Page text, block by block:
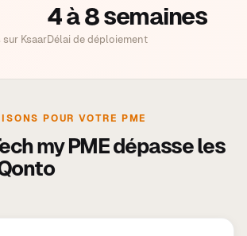
sur Ksaar
4 à 8 semaines
Délai de déploiement
POUR VOTRE PME
my PME dépasse les